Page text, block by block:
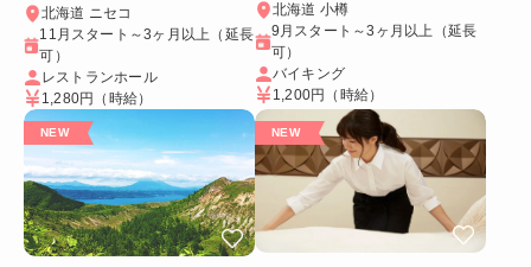
北海道 ニセコ
11月スタート～3ヶ月以上（延長
可）
レストランホール
1,280円
（時給）
北海道 小樽
9月スタート～3ヶ月以上（延長
可）
バイキング
1,200円
（時給）